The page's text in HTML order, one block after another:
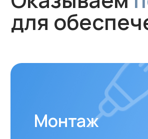
Монтаж
Профессиональная установка
за 1 час без грязи и сложного
ремонта. Гарантируем
работу и надежное крепление
устройства.